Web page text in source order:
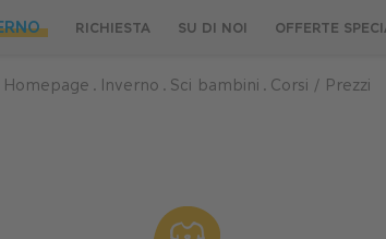
RICHIESTA SU DI NOI OFFERTE
Homepage . Inverno . Sci bambini . Corsi / Prezzi